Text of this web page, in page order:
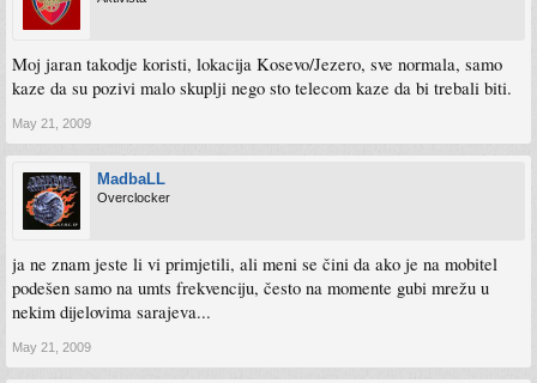
Moj jaran takodje koristi, lokacija Kosevo/Jezero, sve normala, samo
kaze da su pozivi malo skuplji nego sto telecom kaze da bi trebali biti.
May 21, 2009
MadbaLL
Overclocker
ja ne znam jeste li vi primjetili, ali meni se čini da ako je na mobitel
podešen samo na umts frekvenciju, često na momente gubi mrežu u
nekim dijelovima sarajeva...
May 21, 2009